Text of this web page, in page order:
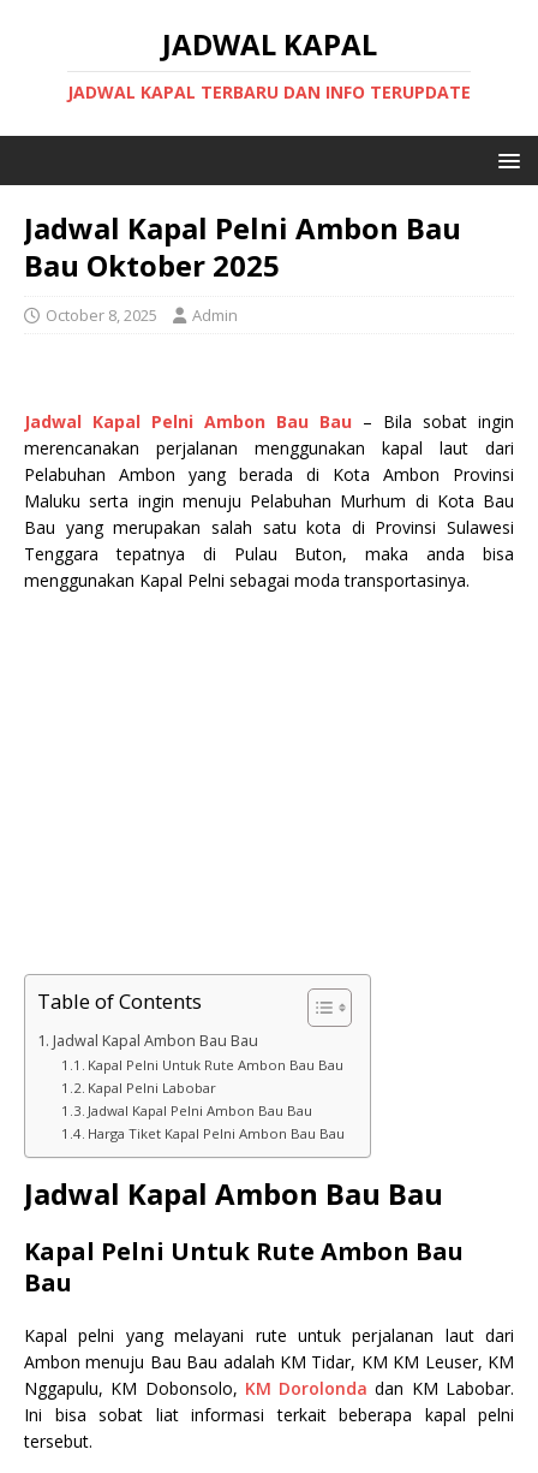
JADWAL KAPAL
JADWAL KAPAL TERBARU DAN INFO TERUPDATE
Jadwal Kapal Pelni Ambon Bau
Bau Oktober 2025
October 8, 2025 Admin
Jadwal Kapal Pelni Ambon Bau Bau – Bila sobat ingin
merencanakan perjalanan menggunakan kapal laut dari
Pelabuhan Ambon yang berada di Kota Ambon Provinsi
Maluku serta ingin menuju Pelabuhan Murhum di Kota Bau
Bau yang merupakan salah satu kota di Provinsi Sulawesi
Tenggara tepatnya di Pulau Buton, maka anda bisa
menggunakan Kapal Pelni sebagai moda transportasinya.
Table of Contents
Jadwal Kapal Ambon Bau Bau
Kapal Pelni Untuk Rute Ambon Bau Bau
Kapal Pelni Labobar
Jadwal Kapal Pelni Ambon Bau Bau
Harga Tiket Kapal Pelni Ambon Bau Bau
Jadwal Kapal Ambon Bau Bau
Kapal Pelni Untuk Rute Ambon Bau
Bau
Kapal pelni yang melayani rute untuk perjalanan laut dari
Ambon menuju Bau Bau adalah KM Tidar, KM KM Leuser, KM
Nggapulu, KM Dobonsolo, KM Dorolonda dan KM Labobar.
Ini bisa sobat liat informasi terkait beberapa kapal pelni
tersebut.